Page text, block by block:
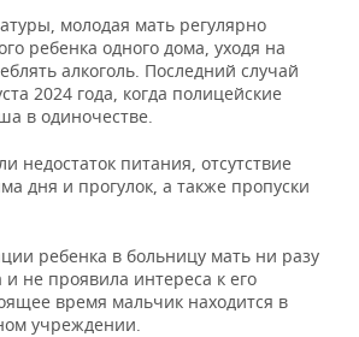
молодая мать регулярно
ребенка одного дома, уходя на
алкоголь. Последний случай
2024 года, когда полицейские
в одиночестве.
недостаток питания, отсутствие
дня и прогулок, а также пропуски
ребенка в больницу мать ни разу
не проявила интереса к его
время мальчик находится в
учреждении.